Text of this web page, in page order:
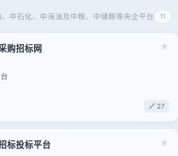
、中石化、中海油及中粮、中储粮等央企平台 11
★
购招标网
🔗 27
★
标投标平台